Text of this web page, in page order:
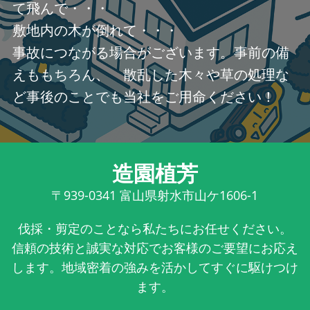
て飛んで・・・
敷地内の木が倒れて・・・
事故につながる場合がございます。事前の備
えももちろん、 散乱した木々や草の処理な
ど事後のことでも当社をご用命ください！
造園植芳
〒939-0341 富山県射水市山ケ1606-1
伐採・剪定のことなら私たちにお任せください。
信頼の技術と誠実な対応でお客様のご要望にお応え
します。地域密着の強みを活かしてすぐに駆けつけ
ます。